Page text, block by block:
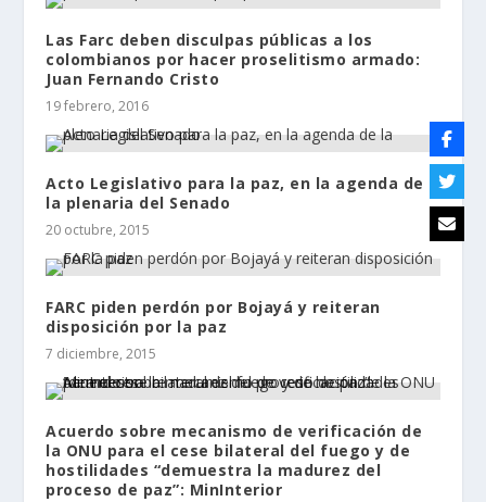
Las Farc deben disculpas públicas a los
colombianos por hacer proselitismo armado:
Juan Fernando Cristo
19 febrero, 2016
Acto Legislativo para la paz, en la agenda de
la plenaria del Senado
20 octubre, 2015
FARC piden perdón por Bojayá y reiteran
disposición por la paz
7 diciembre, 2015
Acuerdo sobre mecanismo de verificación de
la ONU para el cese bilateral del fuego y de
hostilidades “demuestra la madurez del
proceso de paz”: MinInterior